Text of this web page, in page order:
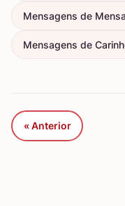
Mensagens de
Mensagens de
« Anterior